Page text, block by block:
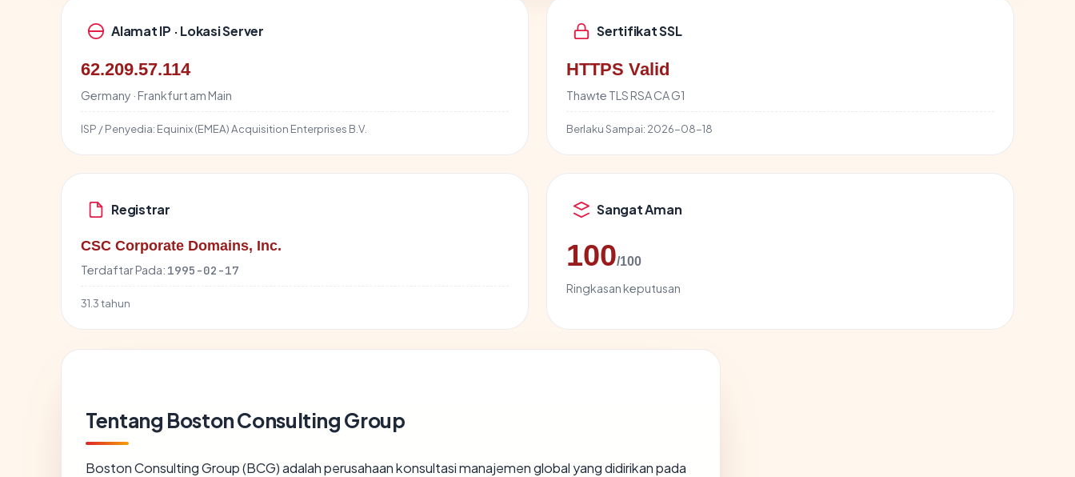
Alamat IP · Lokasi Server
62.209.57.114
Germany · Frankfurt am Main
ISP / Penyedia: Equinix (EMEA) Acquisition Enterprises B.V.
Sertifikat SSL
HTTPS Valid
Thawte TLS RSA CA G1
Berlaku Sampai: 2026-08-18
Registrar
CSC Corporate Domains, Inc.
Terdaftar Pada: 1995-02-17
31.3 tahun
Sangat Aman
100/100
Ringkasan keputusan
Tentang Boston Consulting Group
Boston Consulting Group (BCG) adalah perusahaan konsultasi manajemen global yang didirikan pada